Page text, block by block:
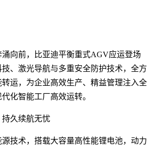
向前，比亚迪平衡重式AGV应运登场
、激光导航与多重安全防护技术，全方
运，为企业高效生产、精益管理注入全
化智能工厂高效运转。
久续航无忧
技术，搭载大容量高性能锂电池，动力